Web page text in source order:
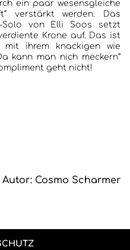
ein paar wesensgleiche
verstärkt werden. Das
Solo von Elli Soos setzt
Krone auf. Das ist
mit ihrem knackigen wie
kann man nich meckern“
geht nicht!
Autor: Cosmo Scharmer